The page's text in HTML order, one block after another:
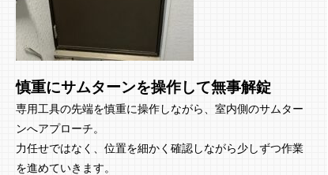
慎重にサムターンを操作して無事解錠
専用工具の先端を慎重に操作しながら、室内側のサムター
ンへアプローチ。
力任せではなく、位置を細かく確認しながら少しずつ作業
を進めていきます。